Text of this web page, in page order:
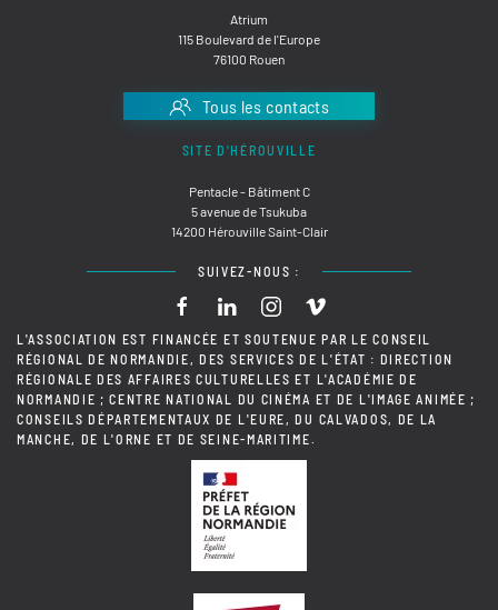
Atrium
115 Boulevard de l'Europe
76100 Rouen
Tous les contacts
SITE D'HÉROUVILLE
Pentacle - Bâtiment C
5 avenue de Tsukuba
14200 Hérouville Saint-Clair
SUIVEZ-NOUS :
L'ASSOCIATION EST FINANCÉE ET SOUTENUE PAR LE CONSEIL
RÉGIONAL DE NORMANDIE, DES SERVICES DE L'ÉTAT : DIRECTION
RÉGIONALE DES AFFAIRES CULTURELLES ET L'ACADÉMIE DE
NORMANDIE ; CENTRE NATIONAL DU CINÉMA ET DE L'IMAGE ANIMÉE ;
CONSEILS DÉPARTEMENTAUX DE L'EURE, DU CALVADOS, DE LA
MANCHE, DE L'ORNE ET DE SEINE-MARITIME.